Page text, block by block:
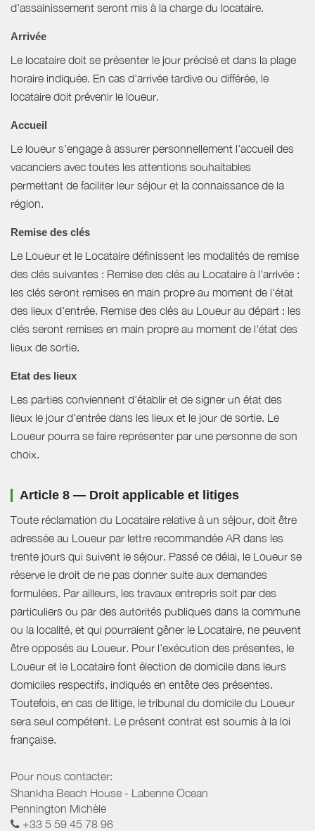
d’assainissement seront mis à la charge du locataire.
Arrivée
Le locataire doit se présenter le jour précisé et dans la plage
horaire indiquée. En cas d'arrivée tardive ou différée, le
locataire doit prévenir le loueur.
Accueil
Le loueur s'engage à assurer personnellement l'accueil des
vacanciers avec toutes les attentions souhaitables
permettant de faciliter leur séjour et la connaissance de la
région.
Remise des clés
Le Loueur et le Locataire définissent les modalités de remise
des clés suivantes : Remise des clés au Locataire à l'arrivée :
les clés seront remises en main propre au moment de l'état
des lieux d'entrée. Remise des clés au Loueur au départ : les
clés seront remises en main propre au moment de l'état des
lieux de sortie.
Etat des lieux
Les parties conviennent d'établir et de signer un état des
lieux le jour d'entrée dans les lieux et le jour de sortie. Le
Loueur pourra se faire représenter par une personne de son
choix.
Article 8 — Droit applicable et litiges
Toute réclamation du Locataire relative à un séjour, doit être
adressée au Loueur par lettre recommandée AR dans les
trente jours qui suivent le séjour. Passé ce délai, le Loueur se
réserve le droit de ne pas donner suite aux demandes
formulées. Par ailleurs, les travaux entrepris soit par des
particuliers ou par des autorités publiques dans la commune
ou la localité, et qui pourraient gêner le Locataire, ne peuvent
être opposés au Loueur. Pour l’exécution des présentes, le
Loueur et le Locataire font élection de domicile dans leurs
domiciles respectifs, indiqués en entête des présentes.
Toutefois, en cas de litige, le tribunal du domicile du Loueur
sera seul compétent. Le présent contrat est soumis à la loi
française.
Pour nous contacter:
Shankha Beach House - Labenne Ocean
Pennington Michèle
+33 5 59 45 78 96